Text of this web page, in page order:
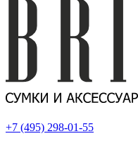
+7 (495) 298-01-55